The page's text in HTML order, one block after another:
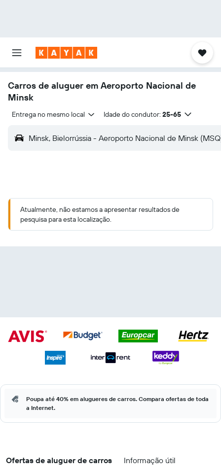
Carros de aluguer em Aeroporto Nacional de
Minsk
Entrega no mesmo local Idade do condutor: 25-65
Minsk, Bielorrússia - Aeroporto Nacional de Minsk
Atualmente, não estamos a apresentar resultados de
pesquisa para esta localização.
Poupa até 40% em alugueres de carros. Compara ofertas de toda
a Internet.
Ofertas de aluguer de carros Informação útil